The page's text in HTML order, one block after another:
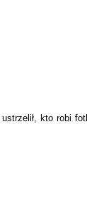
kto robi